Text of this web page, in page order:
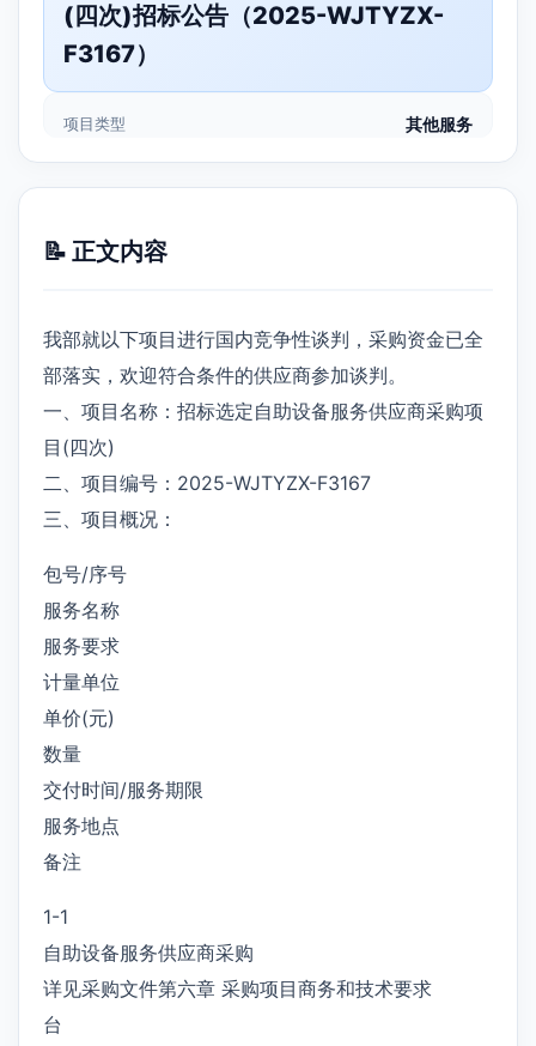
(四次)招标公告（2025-WJTYZX-
F3167）
项目类型 其他服务
📝 正文内容
我部就以下项目进行国内竞争性谈判，采购资金已全
部落实，欢迎符合条件的供应商参加谈判。
一、项目名称：招标选定自助设备服务供应商采购项
目(四次)
二、项目编号：2025-WJTYZX-F3167
三、项目概况：
包号/序号
服务名称
服务要求
计量单位
单价(元)
数量
交付时间/服务期限
服务地点
备注
1-1
自助设备服务供应商采购
详见采购文件第六章 采购项目商务和技术要求
台